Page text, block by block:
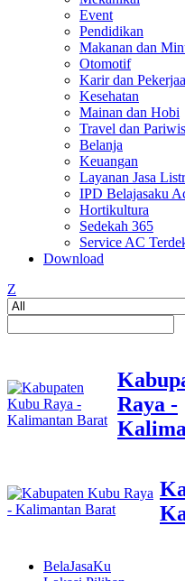
Event
Pendidikan
Makanan dan
Otomotif
Karir dan
Kesehatan
Mainan dan Hobi
Travel dan
Belanja
Keuangan
Layanan Jasa
IPD Belajasaku
Hortikultura
Sedekah 365
Service AC
Download
Z
Raya -
BelaJasaKu